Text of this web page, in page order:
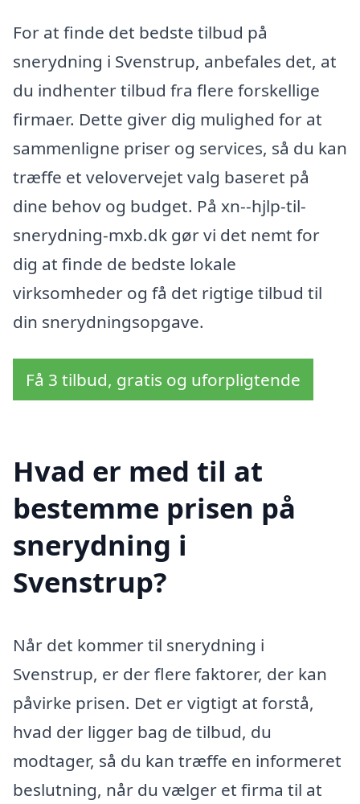
For at finde det bedste tilbud på
snerydning i Svenstrup, anbefales det, at
du indhenter tilbud fra flere forskellige
firmaer. Dette giver dig mulighed for at
sammenligne priser og services, så du kan
træffe et velovervejet valg baseret på
dine behov og budget. På xn--hjlp-til-
snerydning-mxb.dk gør vi det nemt for
dig at finde de bedste lokale
virksomheder og få det rigtige tilbud til
din snerydningsopgave.
Få 3 tilbud, gratis og uforpligtende
Hvad er med til at
bestemme prisen på
snerydning i
Svenstrup?
Når det kommer til snerydning i
Svenstrup, er der flere faktorer, der kan
påvirke prisen. Det er vigtigt at forstå,
hvad der ligger bag de tilbud, du
modtager, så du kan træffe en informeret
beslutning, når du vælger et firma til at